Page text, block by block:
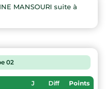
MANSOURI suite à
02
J Diff Points